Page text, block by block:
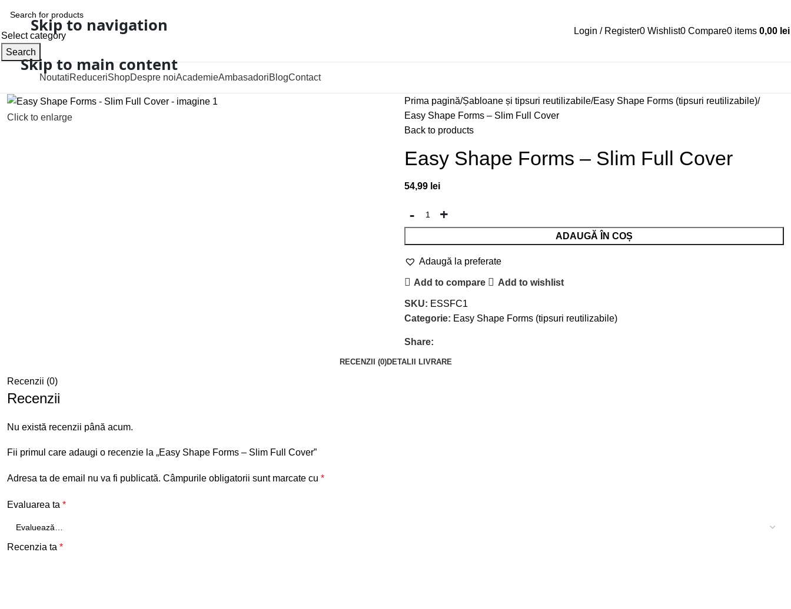
Skip to navigation
Skip to main content
Select category
Search
Login / Register0 Wishlist0 Compare0 items 0,00 lei
NoutatiReduceriShopDespre noiAcademieAmbasadoriBlogContact
Click to enlarge
Prima pagină Șabloane și tipsuri reutilizabile Easy Shape Forms (tipsuri reutilizabile)
Easy Shape Forms – Slim Full Cover
Back to products
Easy Shape Forms – Slim Full Cover
54,99 lei
ADAUGĂ ÎN COȘ
Adaugă la preferate
Add to compare Add to wishlist
SKU: ESSFC1
Categorie: Easy Shape Forms (tipsuri reutilizabile)
Share:
RECENZII (0)DETALII LIVRARE
Recenzii (0)
Recenzii
Nu există recenzii până acum.
Fii primul care adaugi o recenzie la „Easy Shape Forms – Slim Full Cover”
Adresa ta de email nu va fi publicată. Câmpurile obligatorii sunt marcate cu *
Evaluarea ta *
Recenzia ta *